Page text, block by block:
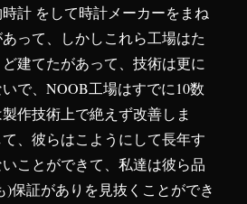
計 をして時計メーカーをまね
って、しかしこれら工場はた
建てたがあって、技術は更に
で、NOOB工場はすでに10数
作技術上で絶えず改善しま
、彼らはこようにして長年す
ことができて、私達は彼ら品
)保証がありを見抜くことができ